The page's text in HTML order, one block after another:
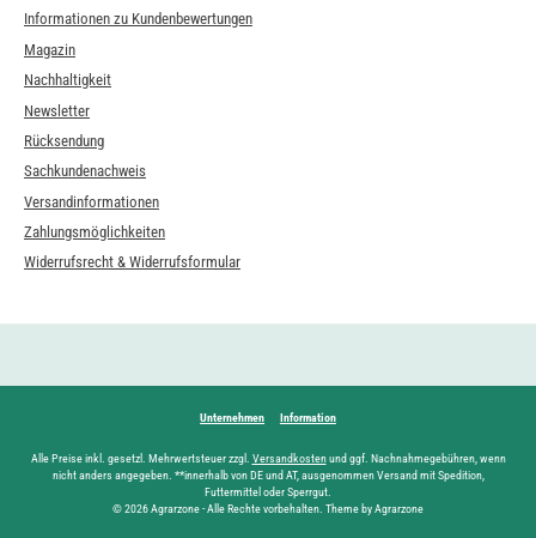
Informationen zu Kundenbewertungen
Magazin
Nachhaltigkeit
Newsletter
Rücksendung
Sachkundenachweis
Versandinformationen
Zahlungsmöglichkeiten
Widerrufsrecht & Widerrufsformular
Unternehmen Information
Alle Preise inkl. gesetzl. Mehrwertsteuer zzgl. Versandkostenund ggf. Nachnahmegebühren, wenn
nicht anders angegeben. **innerhalb von DE und AT, ausgenommen Versand mit Spedition,
Futtermittel oder Sperrgut.
© 2026 Agrarzone - Alle Rechte vorbehalten. Theme by Agrarzone